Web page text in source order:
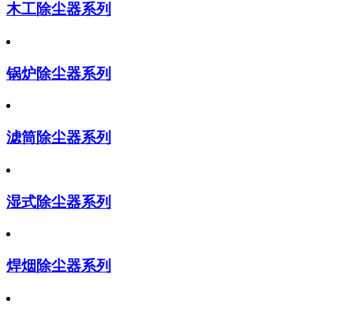
木工除尘器系列
锅炉除尘器系列
滤筒除尘器系列
湿式除尘器系列
焊烟除尘器系列